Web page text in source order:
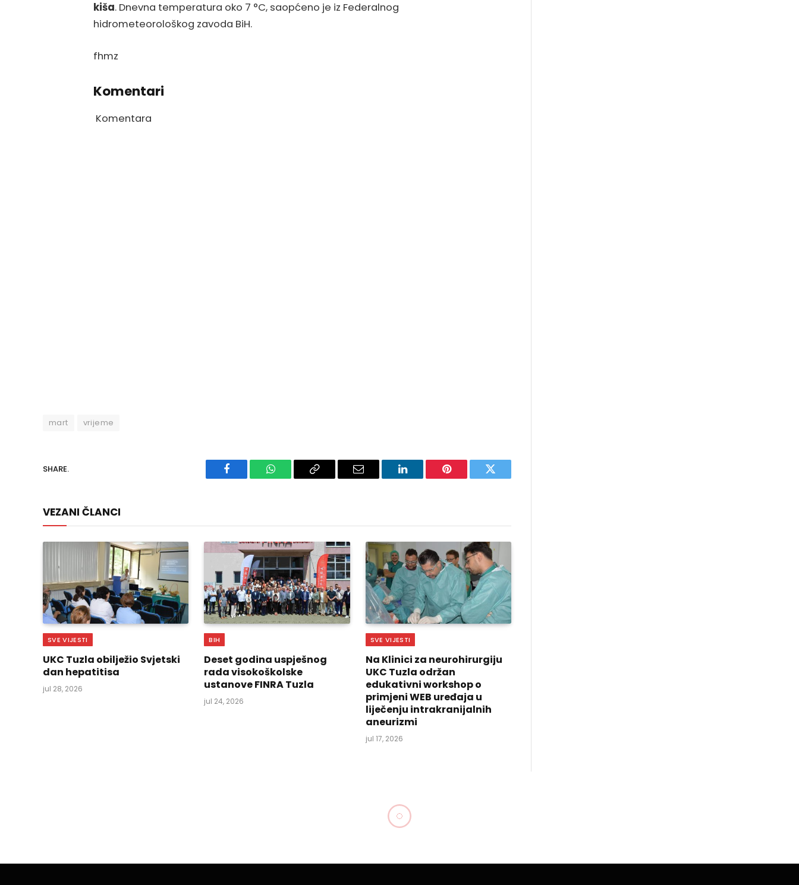
kiša. Dnevna temperatura oko 7 °C, saopćeno je iz Federalnog
hidrometeorološkog zavoda BiH.
fhmz
Komentari
Komentara
mart vrijeme
SHARE.
Facebook WhatsAppCopy
Email LinkedIn Pinterest Twitter
VEZANI ČLANCI
SVE VIJESTI
UKC Tuzla obilježio Svjetski
dan hepatitisa
jul 28, 2026
BIH
Deset godina uspješnog
rada visokoškolske
ustanove FINRA Tuzla
jul 24, 2026
SVE VIJESTI
Na Klinici za neurohirurgiju
UKC Tuzla održan
edukativni workshop o
primjeni WEB uređaja u
liječenju intrakranijalnih
aneurizmi
jul 17, 2026